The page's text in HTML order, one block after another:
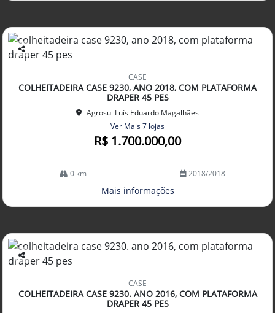
Co
arti
lhe
CASE
COLHEITADEIRA CASE 9230, ANO 2018, COM PLATAFORMA
DRAPER 45 PES
Agrosul Luís Eduardo Magalhães
Ver Mais 7 lojas
R$ 1.700.000,00
0 km 2018/2018
Mais informações
Co
arti
lhe
CASE
COLHEITADEIRA CASE 9230. ANO 2016, COM PLATAFORMA
DRAPER 45 PES